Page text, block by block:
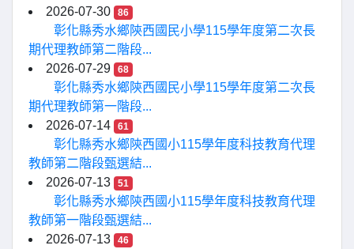
2026-07-30
86
彰化縣秀水鄉陝西國民小學115學年度第二次長
期代理教師第二階段...
2026-07-29
68
彰化縣秀水鄉陝西國民小學115學年度第二次長
期代理教師第一階段...
2026-07-14
61
彰化縣秀水鄉陝西國小115學年度科技教育代理
教師第二階段甄選結...
2026-07-13
51
彰化縣秀水鄉陝西國小115學年度科技教育代理
教師第一階段甄選結...
2026-07-13
46